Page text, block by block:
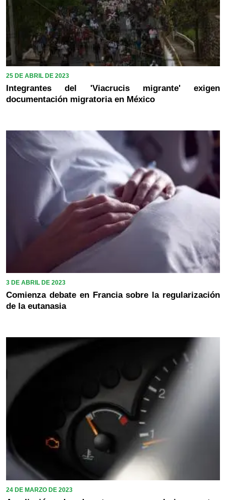
25 DE ABRIL DE 2023
Integrantes del 'Viacrucis migrante' exigen
documentación migratoria en México
3 DE ABRIL DE 2023
Comienza debate en Francia sobre la regularización
de la eutanasia
24 DE MARZO DE 2023